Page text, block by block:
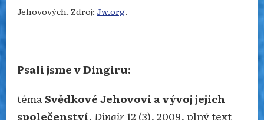
Jehovových. Zdroj: Jw.org.
Psali jsme v Dingiru:
téma Svědkové Jehovovi a vývoj jejich
společenství, Dingir12 (3), 2009, plný text